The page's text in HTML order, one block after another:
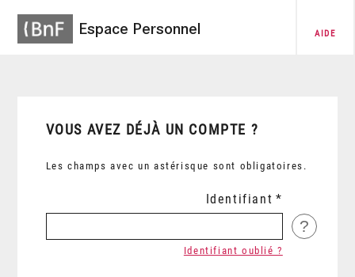
Espace Personnel AIDE
VOUS AVEZ DÉJÀ UN COMPTE ?
Les champs avec un astérisque sont obligatoires.
Identifiant
?
Identifiant oublié ?